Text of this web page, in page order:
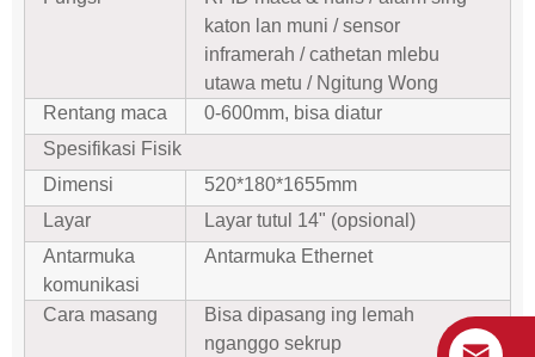
katon lan muni / sensor
inframerah / cathetan mlebu
utawa metu / Ngitung Wong
Rentang maca
0-600mm, bisa diatur
Spesifikasi Fisik
Dimensi
520*180*1655mm
Layar
Layar tutul 14" (opsional)
Antarmuka
komunikasi
Antarmuka Ethernet
Cara masang
Bisa dipasang ing lemah
nganggo sekrup